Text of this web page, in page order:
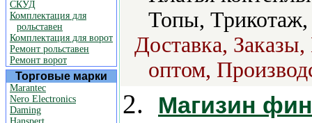
СКУД
Комплектация для
рольставен
Комплектация для ворот
Ремонт рольставен
Ремонт ворот
Торговые марки
Marantec
Nero Electronics
Daming
Топы,
Доставка,
оптом,
2.
Магизин